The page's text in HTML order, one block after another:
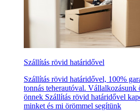
Szállítás rövid határidővel
Szállítás rövid határidővel, 100%
tonnás teherautóval. Vállalkozásunk
önnek Szállítás rövid határidővel
minket és mi örömmel segítünk